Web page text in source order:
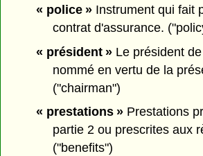
« police »Instrument qui fait
contrat d'assurance.
« président »Le président
nommé en vertu de la
("chairman")
« prestations »Prestations
partie 2 ou prescrites aux
("benefits")